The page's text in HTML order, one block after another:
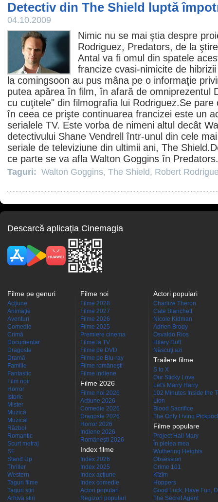
Detectiv din The Shield luptă
04.10.2009
Nimic nu se mai ştia despre
Rodriguez, Predators, de la
Antal va fi omul din spatele
francize cvasi-nimicite de
la comingsoon au pus mâna pe o informaţie
putea apărea în film, în afară de omniprezentul
cu cuţitele" din filmografia lui Rodriguez.Se
în ceea ce prişte continuarea francizei este un
serialele TV. Este vorba de nimeni altul decât
detectivului Shane Vendrell într-unul din cele
seriale de televiziune din ultimii ani, The Shield
ce parte se va afla Walton Goggins în
Taguri: Walton Goggins, The Shield, Robert
Descarcă aplicaţia Cinemagia
Filme pe genuri
Acţiune
Animaţie
Aventuri
Comedie
Crimă
Documentar
Dragoste
Dramă
Familie
Fantastic
Film noir
Horror
Istoric
Mister
Muzică
Muzical
Război
Romantic
Scurt metraj
SF
Stand Up
Thriller
Western
Taguri filme
Taguri stiri
Arhiva stiri
Filme noi
Filme 2028
Filme 2027
Filme 2026
Filme 2025
Premiere cinema
Filme la TV
Filme pe DVD
Filme pe Blu-ray
Filme româneşti
Filme indiene
Filme 2026
Filme noi 2026
Actiune 2026
Comedie 2026
Dragoste 2026
Horror 2026
Indiene 2026
Româneşti 2026
Index filme
Index 2026
Index 2025
Index acţiune
Index comedie
Actori populari
Regizori populari
Actori populari
Charlize Theron
Cate Blanchett
Nicole Kidman
Adrien Brody
Osvaldo Ríos
Hilary Duff
Născuţi azi
Trailere filme
S to X
Our Sticky Love
Let's Marry Harry
102 Minutes Inside the
Lion
Blood Sacrifice
The Only Living
Filme populare
Project Hail Mary
În pielea mea
Wuthering Heights
Obsession
Crime 101
Kîzîm
Hoppers
Good Luck, Have Fun,
The Secret Agent